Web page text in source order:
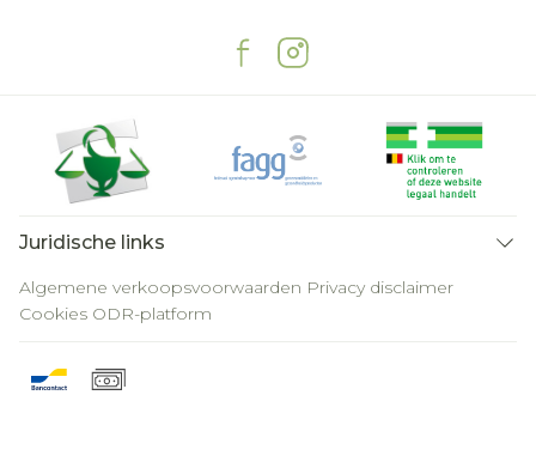
Juridische links
Algemene verkoopsvoorwaarden Privacy disclaimer
Cookies ODR-platform